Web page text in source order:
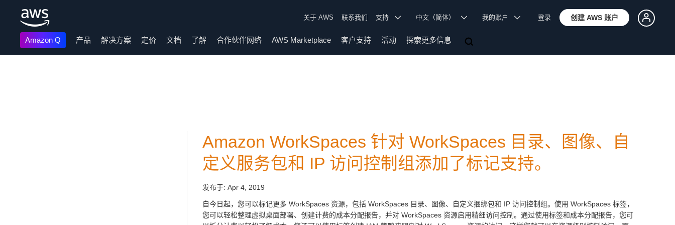
关于 AWS 联系我们 支持 中文（简体） 我的账户 登录 创建 AWS 账户
Amazon Q 产品 解决方案 定价 文档 了解 合作伙伴网络 AWS Marketplace 客户支持 活动 探索更多信息
Amazon WorkSpaces 针对 WorkSpaces 目录、图像、自
定义服务包和 IP 访问控制组添加了标记支持。
发布于: Apr 4, 2019
自今日起，您可以标记更多 WorkSpaces 资源，包括 WorkSpaces 目录、图像、自定义捆绑包和 IP 访问控制组。使用 WorkSpaces 标签，
您可以轻松整理虚拟桌面部署、创建计费的成本分配报告，并对 WorkSpaces 资源启用精细访问控制。通过使用标签和成本分配报告，您可